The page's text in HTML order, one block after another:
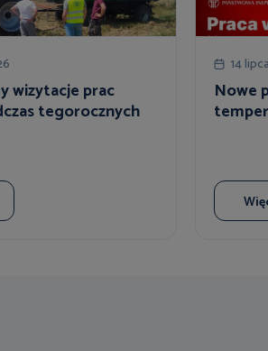
wizytacje prac
tegorocznych
14
Nowe